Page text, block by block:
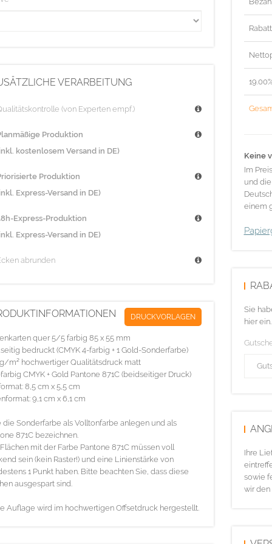
VERARBEITUNG
(von Experten empf.)
Produktion
kostenlosem Versand in DE)
Produktion
Express-Versand in DE)
Express-Produktion
Express-Versand in DE)
abrunden
DRUCKVORLAGEN
quer 5/5 farbig 85 x 55 mm
bedruckt (CMYK 4-farbig + 1 Gold-Sonderfarbe)
m² hochwertiger Qualitätsdruck matt
CMYK + Gold Pantone 871C (beidseitiger Druck)
8,5 cm x 5,5 cm
9,1 cm x 6,1 cm
die Sonderfarbe als Volltonfarbe anlegen und als
871C bezeichnen.
mit der Farbe Pantone 871C müssen voll
sein (kein Raster!) und eine Linienstärke von
1 Punkt haben. Bitte beachten Sie, dass diese
ausgespart sind.
Auflage wird im hochwertigen Offsetdruck hergestellt.
Keine
Im
und
einem
Sie
hier ein.
Ihre
sowie
wir den